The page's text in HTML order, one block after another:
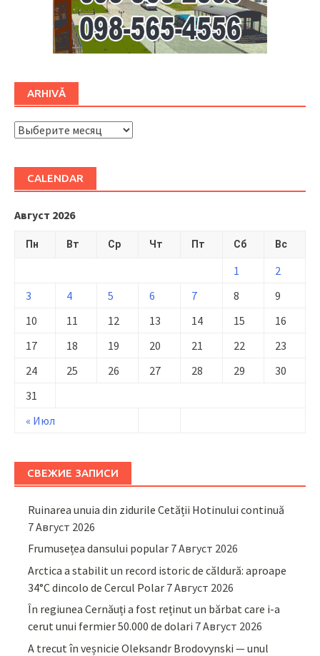
ARHIVĂ
ARHIVĂ
CALENDAR
Август 2026
Пн Вт Ср Чт Пт Сб Вс
« Июл
1
2
3
4 5 6 7 8
9
10
11 12 13 14 15
16
17
18 19 20 21 22
23
24
25 26 27 28 29
30
31
СВЕЖИЕ ЗАПИСИ
Ruinarea unuia din zidurile Cetății Hotinului continuă
7 Август 2026
Frumusețea dansului popular 7 Август 2026
Arctica a stabilit un record istoric de căldură: aproape
34°C dincolo de Cercul Polar 7 Август 2026
În regiunea Cernăuți a fost reținut un bărbat care i-a
cerut unui fermier 50.000 de dolari 7 Август 2026
A trecut în veșnicie Oleksandr Brodovynski — unul